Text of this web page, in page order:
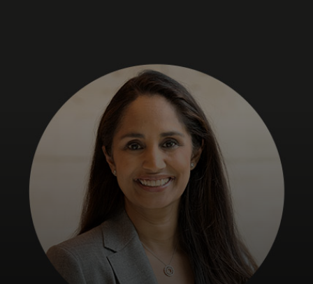
Pro svět
Pro inovátory
Novinky a trendy